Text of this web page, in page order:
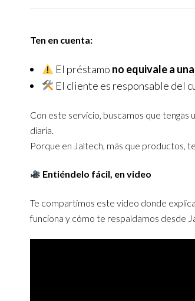
Ten en cuenta:
El préstamo no equivale a
El cliente es responsable del
Con este servicio, buscamos que tengas
diaria.
Porque en Jaltech, más que productos,
Entiéndelo fácil, en video
Te compartimos este video donde
funciona y cómo te respaldamos desde